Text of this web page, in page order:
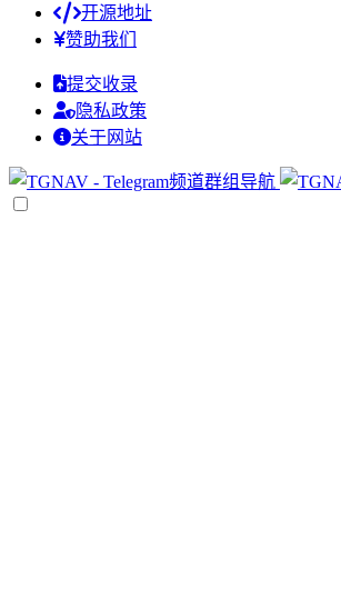
开源地址
赞助我们
提交收录
隐私政策
关于网站